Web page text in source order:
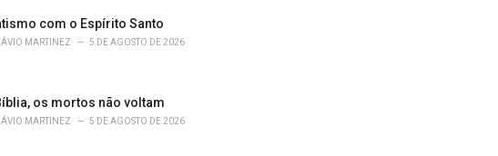
com o Espírito Santo
MARTINEZ 5 DE AGOSTO DE 2026
os mortos não voltam
MARTINEZ 5 DE AGOSTO DE 2026